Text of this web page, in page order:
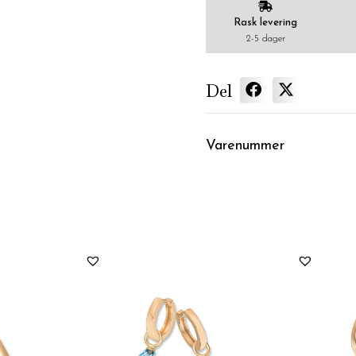
Rask levering
2-5 dager
Del
Varenummer